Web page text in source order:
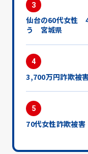
3
仙台の60代女性
う 宮城県
4
3,700万円詐欺被
5
70代女性詐欺被